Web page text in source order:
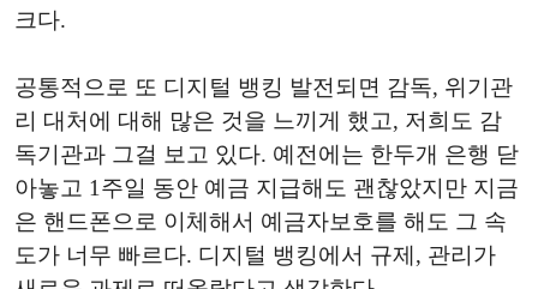
크다.
공통적으로 또 디지털 뱅킹 발전되면 감독, 위기관
리 대처에 대해 많은 것을 느끼게 했고, 저희도 감
독기관과 그걸 보고 있다. 예전에는 한두개 은행 닫
아놓고 1주일 동안 예금 지급해도 괜찮았지만 지금
은 핸드폰으로 이체해서 예금자보호를 해도 그 속
도가 너무 빠르다. 디지털 뱅킹에서 규제, 관리가